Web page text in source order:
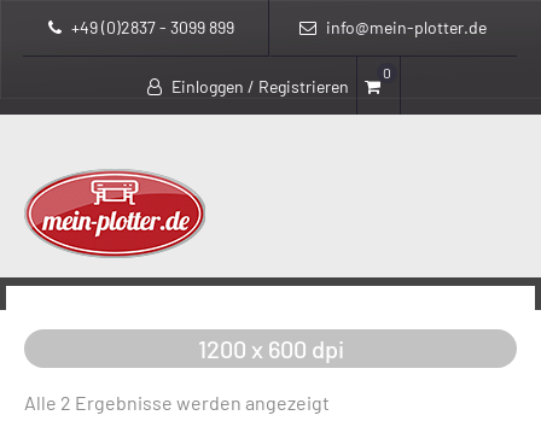
+49 (0)2837 - 3099 899 info@mein-plotter.de
Einloggen / Registrieren
0
> >
1200 x 600 dpi
Alle 2 Ergebnisse werden angezeigt